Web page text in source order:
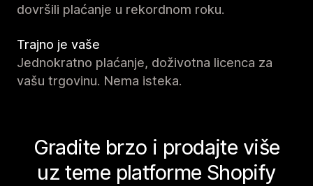
dovršili plaćanje u rekordnom roku.
Trajno je vaše
Jednokratno plaćanje, doživotna licenca za
vašu trgovinu. Nema isteka.
Gradite brzo i prodajte više
uz teme platforme Shopify